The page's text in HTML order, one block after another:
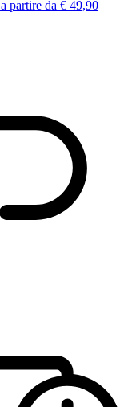
a partire da € 49,90